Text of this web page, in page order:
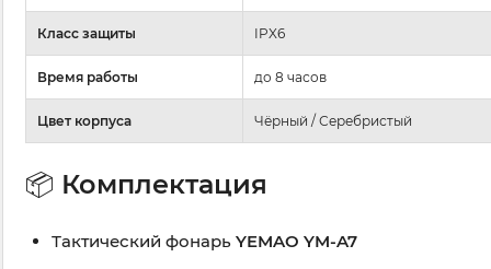
Класс защиты IPX6
Время работы до 8 часов
Цвет корпуса Чёрный / Серебристый
📦 Комплектация
Тактический фонарь YEMAO YM-A7